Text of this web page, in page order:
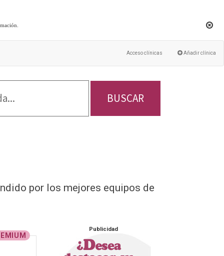
Acceso clínicas Añadir clínica
BUSCAR
por los mejores equipos de
Publicidad